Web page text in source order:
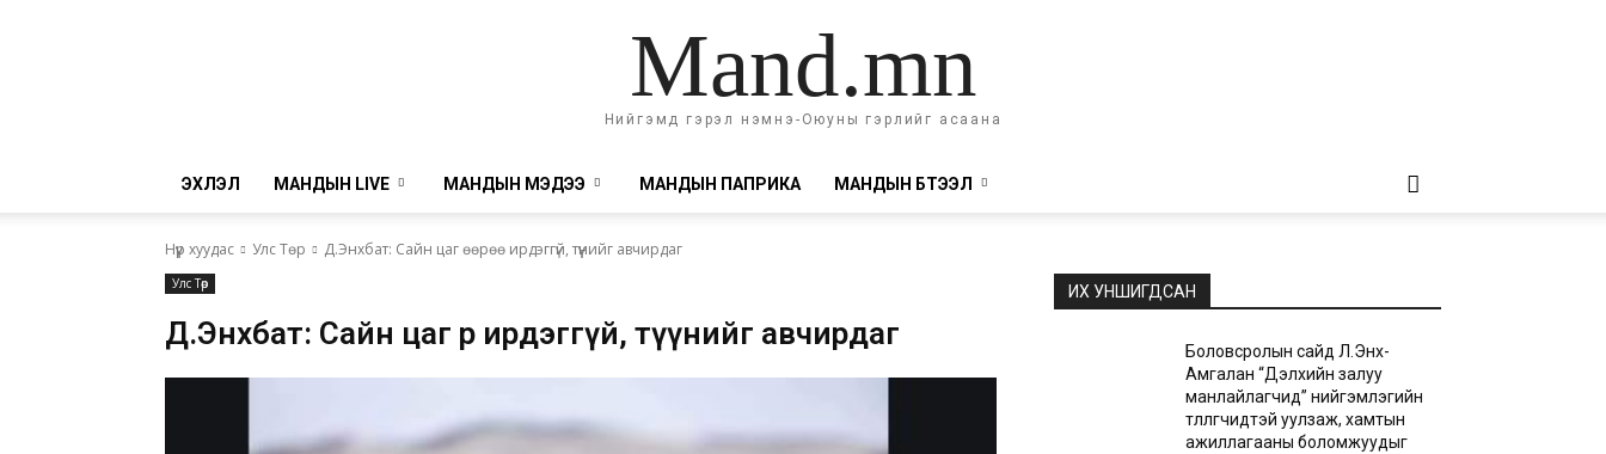
Mand.mn
Нийгэмд гэрэл нэмнэ-Оюуны гэрлийг асаана
ЭХЛЭЛ МАНДЫН LIVE МАНДЫН МЭДЭЭ МАНДЫН ПАПРИКА МАНДЫН БҮТЭЭЛ
Нүүр хуудас Улс Төр Д.Энхбат: Сайн цаг өөрөө ирдэггүй, түүнийг авчирдаг
Улс Төр
Д.Энхбат: Сайн цаг өөрөө ирдэггүй, түүнийг авчирдаг
ИХ УНШИГДСАН
Боловсролын сайд Л.Энх-
Амгалан “Дэлхийн залуу
манлайлагчид” нийгэмлэгийн
төлөөлөгчидтэй уулзаж, хамтын
ажиллагааны боломжуудыг